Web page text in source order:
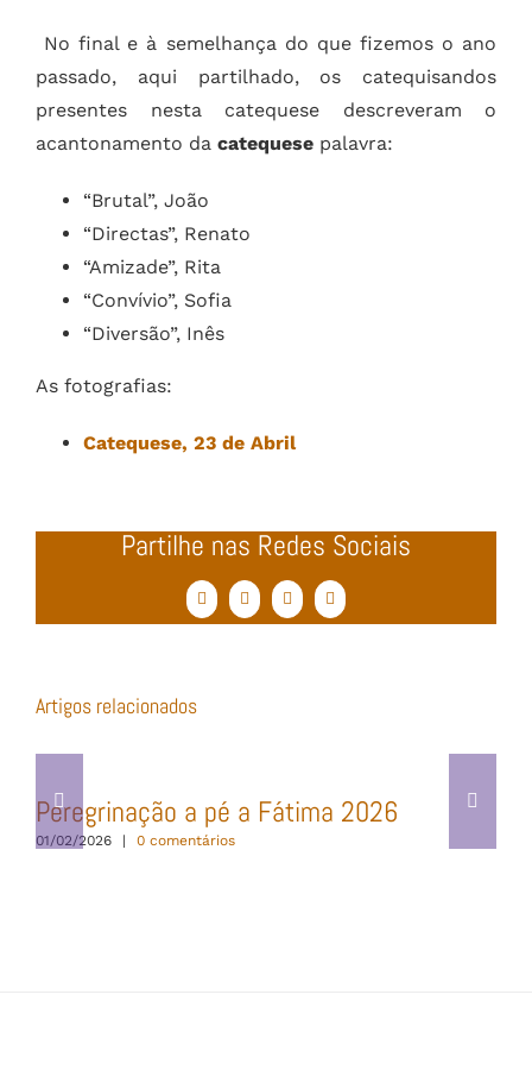
No final e à semelhança do que fizemos o ano
passado, aqui partilhado, os catequisandos
presentes nesta catequese descreveram o
acantonamento da catequese palavra:
“Brutal”, João
“Directas”, Renato
“Amizade”, Rita
“Convívio”, Sofia
“Diversão”, Inês
As fotografias:
Catequese, 23 de Abril
Partilhe nas Redes Sociais
FacebookTwitterWhatsApp
Email
(necessário
Artigos relacionados
Peregrinação a pé a Fátima 2026
01/02/2026 | 0 comentários